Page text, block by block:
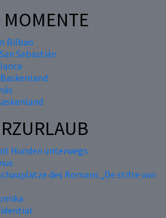
MOMENTE
Bilbao
Sebastián
Hunden unterwegs
des Romans „De stilte van